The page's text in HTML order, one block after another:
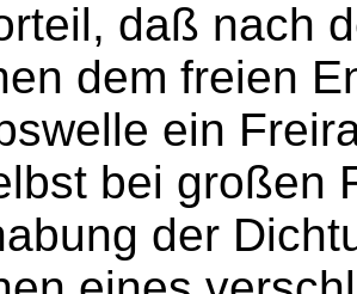
daß nach
dem freien
ein
bei großen
der